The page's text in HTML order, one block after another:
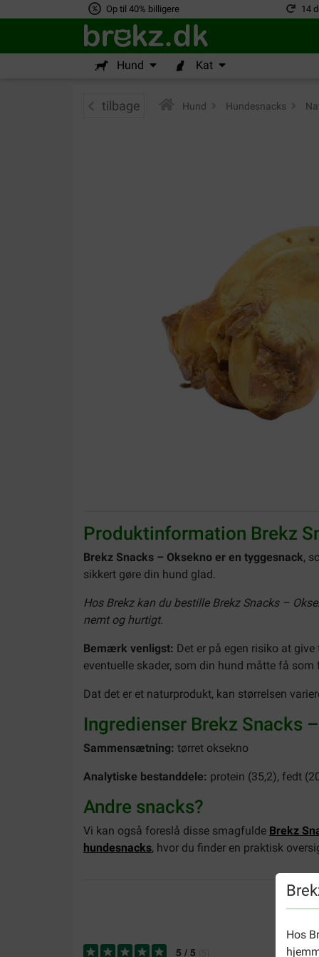
Op til 40% billigere 14
Hund Kat
Hos
tilbage Hund Hundesnacks
Produktinformation Brekz
Brekz Snacks – Oksekno er en tyggesnack,
sikkert gøre din hund glad.
Hos Brekz kan du bestille Brekz Snacks –
nemt og hurtigt.
Bemærk venligst: Det er på egen risiko at
eventuelle skader, som din hund måtte få
Dat det er et naturprodukt, kan størrelsen
Ingredienser Brekz Snacks
Sammensætning: tørret oksekno
Analytiske bestanddele: protein (35,2), fedt
Andre snacks?
Vi kan også foreslå disse smagfulde Brekz
hundesnacks, hvor du finder en praktisk
5 / 5